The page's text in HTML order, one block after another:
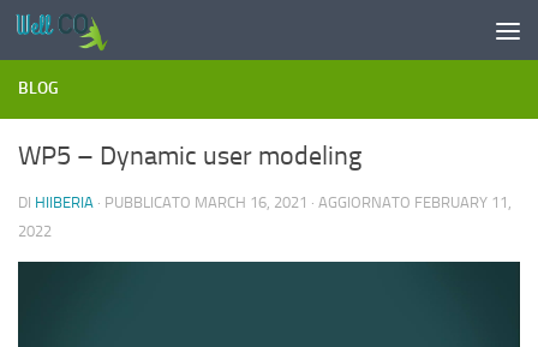
Salta al contenuto
BLOG
WP5 – Dynamic user modeling
DI HIIBERIA · PUBBLICATO MARCH 16, 2021 · AGGIORNATO FEBRUARY 11,
2022